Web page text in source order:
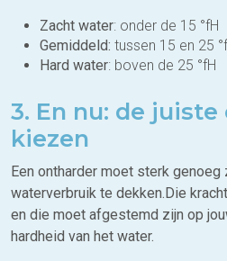
Zacht water: onder de 15 °fH
Gemiddeld: tussen 15 en 25
Hard water: boven de 25 °fH
3. En nu: de
kiezen
Een ontharder moet sterk
waterverbruik te dekken.Die
en die moet afgestemd zijn op
hardheid van het water.